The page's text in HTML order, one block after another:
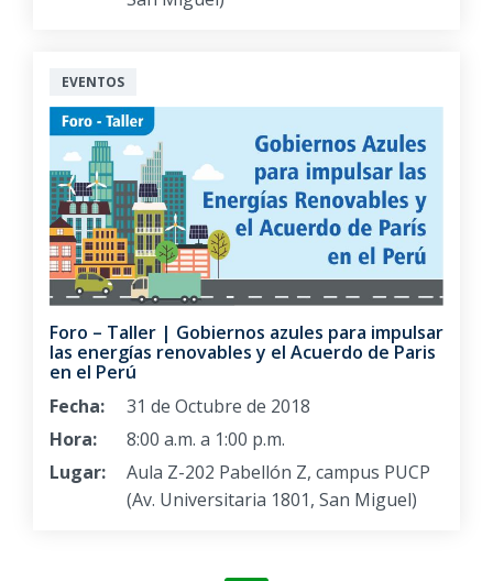
EVENTOS
Foro – Taller | Gobiernos azules para impulsar
las energías renovables y el Acuerdo de Paris
en el Perú
Fecha:
31 de Octubre de 2018
Hora:
8:00 a.m. a 1:00 p.m.
Lugar:
Aula Z-202 Pabellón Z, campus PUCP
(Av. Universitaria 1801, San Miguel)